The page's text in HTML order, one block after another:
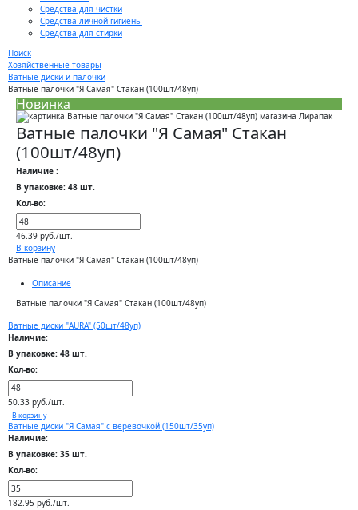
Средства для чистки
Средства личной гигиены
Средства для стирки
Поиск
Хозяйственные товары
Ватные диски и палочки
Ватные палочки "Я Самая" Стакан (100шт/48уп)
Новинка
Ватные палочки "Я Самая" Стакан
(100шт/48уп)
Наличие :
В упаковке: 48 шт.
Кол-во:
46.39 руб./шт.
В корзину
Ватные палочки "Я Самая" Стакан (100шт/48уп)
Описание
Ватные палочки "Я Самая" Стакан (100шт/48уп)
Ватные диски "AURA" (50шт/48уп)
Наличие:
В упаковке: 48 шт.
Кол-во:
50.33 руб./шт.
В корзину
Ватные диски "Я Самая" с веревочкой (150шт/35уп)
Наличие:
В упаковке: 35 шт.
Кол-во:
182.95 руб./шт.